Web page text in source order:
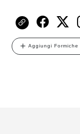
Aggiungi Formiche